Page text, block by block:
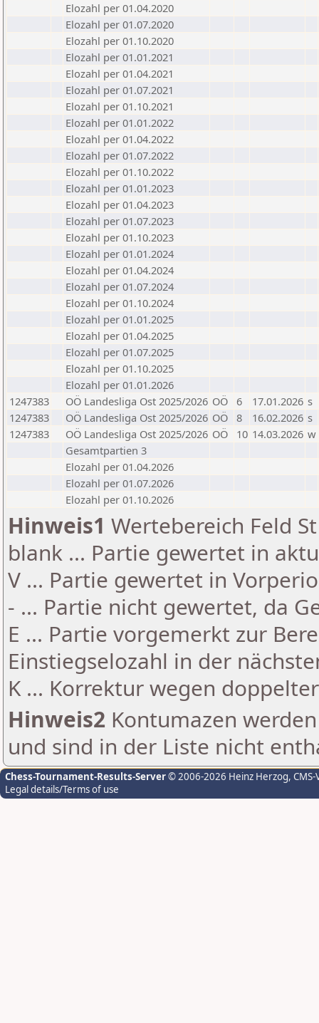
Elozahl per 01.04.2020
Elozahl per 01.07.2020
Elozahl per 01.10.2020
Elozahl per 01.01.2021
Elozahl per 01.04.2021
Elozahl per 01.07.2021
Elozahl per 01.10.2021
Elozahl per 01.01.2022
Elozahl per 01.04.2022
Elozahl per 01.07.2022
Elozahl per 01.10.2022
Elozahl per 01.01.2023
Elozahl per 01.04.2023
Elozahl per 01.07.2023
Elozahl per 01.10.2023
Elozahl per 01.01.2024
Elozahl per 01.04.2024
Elozahl per 01.07.2024
Elozahl per 01.10.2024
Elozahl per 01.01.2025
Elozahl per 01.04.2025
Elozahl per 01.07.2025
Elozahl per 01.10.2025
Elozahl per 01.01.2026
1247383
OÖ Landesliga Ost 2025/2026 OÖ 6 17.01.2026 s
1247383
OÖ Landesliga Ost 2025/2026 OÖ 8 16.02.2026 s
1247383
OÖ Landesliga Ost 2025/2026 OÖ 10 14.03.2026 w
Gesamtpartien 3
Elozahl per 01.04.2026
Elozahl per 01.07.2026
Elozahl per 01.10.2026
Hinweis1 Wertebereich Feld
blank ... Partie gewertet in
V ... Partie gewertet in
- ... Partie nicht gewertet, da
E ... Partie vorgemerkt zur
Einstiegselozahl in der
K ... Korrektur wegen
Hinweis2 Kontumazen
und sind in der Liste nicht
Chess-Tournament-Results-Server© 2006-2026 Heinz Herzog,
Legal details/Terms of use